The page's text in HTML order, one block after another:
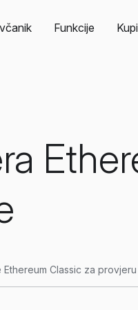
Funkcije Kupi
Classic za provjeru